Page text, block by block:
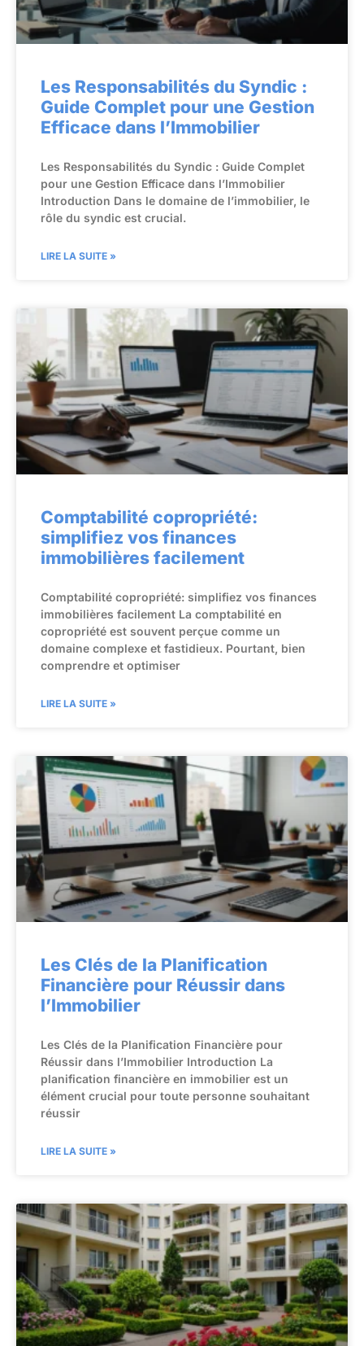
Les Responsabilités du Syndic :
Guide Complet pour une Gestion
Efficace dans l’Immobilier
Les Responsabilités du Syndic : Guide Complet
pour une Gestion Efficace dans l’Immobilier
Introduction Dans le domaine de l’immobilier, le
rôle du syndic est crucial.
LIRE LA SUITE »
Comptabilité copropriété:
simplifiez vos finances
immobilières facilement
Comptabilité copropriété: simplifiez vos finances
immobilières facilement La comptabilité en
copropriété est souvent perçue comme un
domaine complexe et fastidieux. Pourtant, bien
comprendre et optimiser
LIRE LA SUITE »
Les Clés de la Planification
Financière pour Réussir dans
l’Immobilier
Les Clés de la Planification Financière pour
Réussir dans l’Immobilier Introduction La
planification financière en immobilier est un
élément crucial pour toute personne souhaitant
réussir
LIRE LA SUITE »